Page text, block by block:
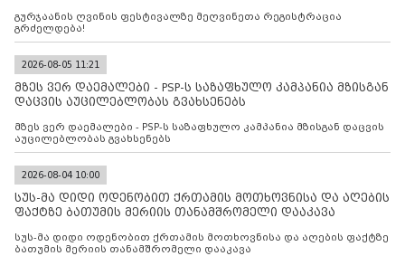
გურჯაანის ღვინის ფესტივალზე მეღვინეთა რეგისტრაცია
გრძელდება!
2026-08-05 11:21
მზეს ვერ დაემალები - PSP-ს საზაფხულო კამპანია მზისგან
დაცვის აუცილებლობას გვახსენებს
მზეს ვერ დაემალები - PSP-ს საზაფხულო კამპანია მზისგან დაცვის
აუცილებლობას გვახსენებს
2026-08-04 10:00
სუს-მა დიდი ოდენობით ქრთამის მოთხოვნისა და აღების
ფაქტზე ბათუმის მერიის თანამშრომელი დააკავა
სუს-მა დიდი ოდენობით ქრთამის მოთხოვნისა და აღების ფაქტზე
ბათუმის მერიის თანამშრომელი დააკავა